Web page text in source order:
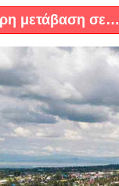
μετάβαση σε…